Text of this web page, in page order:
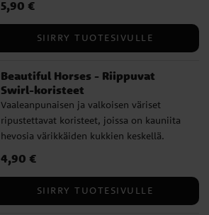
pituus on noin 1,4 metriä.
Hinta :5,90 €
5,90 €
SIIRRY TUOTESIVULLE
Beautiful Horses - Riippuvat
Swirl-koristeet
Vaaleanpunaisen ja valkoisen väriset
ripustettavat koristeet, joissa on kauniita
hevosia värikkäiden kukkien keskellä.
juhlia varten. Pakkaus sisältää 6 koristetta,
halkaisija on noin 13 cm.
Hinta :4,90 €
4,90 €
SIIRRY TUOTESIVULLE